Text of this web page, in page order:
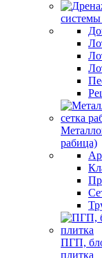
системы
рабица)
ПГП,
плитка